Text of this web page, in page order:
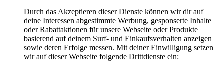
Durch das Akzeptieren dieser Dienste können wir dir auf
deine Interessen abgestimmte Werbung, gesponserte Inhalte
oder Rabattaktionen für unsere Webseite oder Produkte
basierend auf deinem Surf- und Einkaufsverhalten anzeigen
sowie deren Erfolge messen. Mit deiner Einwilligung setzen
wir auf dieser Webseite folgende Drittdienste ein: